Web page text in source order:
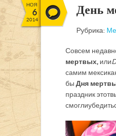
НОЯ
6
2014
День
Рубрика:
Совсем
мертвых, или
самим
бы Дня
праздник этот
смогли